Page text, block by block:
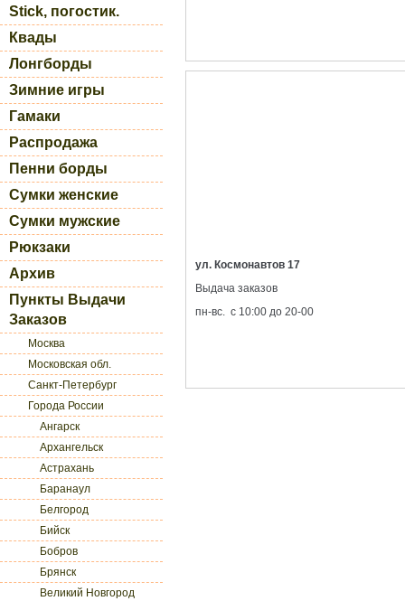
Stick, погостик.
Квады
Лонгборды
Зимние игры
Гамаки
Распродажа
Пенни борды
Сумки женские
Сумки мужские
Рюкзаки
Архив
Пункты Выдачи
Заказов
Москва
Московская обл.
Санкт-Петербург
Города России
Ангарск
Архангельск
Астрахань
Баранаул
Белгород
Бийск
Бобров
Брянск
Великий Новгород
ул. Космонавтов 17
Выдача заказов
пн-вс. с 10:00 до 20-00